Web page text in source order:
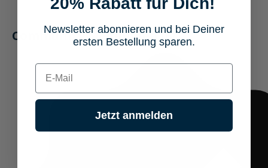
Community Meinungen (6)
Newsletter abonnieren und bei Deiner
ersten Bestellung sparen.
E-mail
Jetzt anmelden